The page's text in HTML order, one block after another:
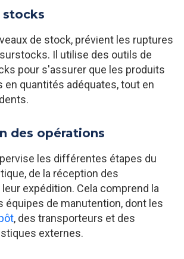
stocks
de stock, prévient les ruptures
Il utilise des outils de
pour s'assurer que les produits
en quantités adéquates, tout en
des opérations
les différentes étapes du
de la réception des
expédition. Cela comprend la
équipes de manutention, dont les
, des transporteurs et des
externes.